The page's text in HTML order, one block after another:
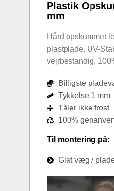
Plastik
mm
Hård opskummet
plastplade. UV-
vejrbestandig.
Billigste
Tykkelse 1 mm
Tåler ikke frost
100%
Til montering på:
Glat væg /